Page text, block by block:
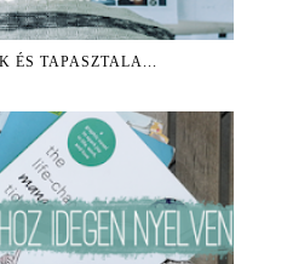
ÉS TAPASZTALA...